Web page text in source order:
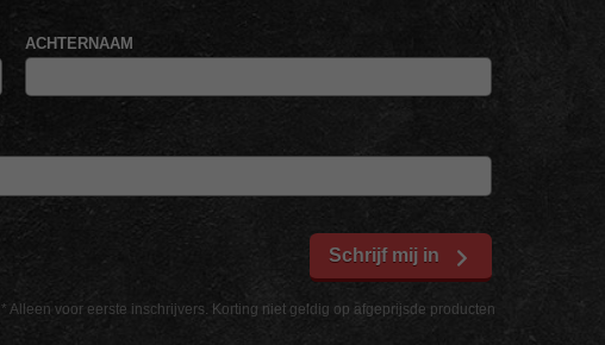
* Alleen voor eerste inschrijvers. Korting niet geldig op afgeprijsde producten
ACHTERNAAM
Schrijf mij in